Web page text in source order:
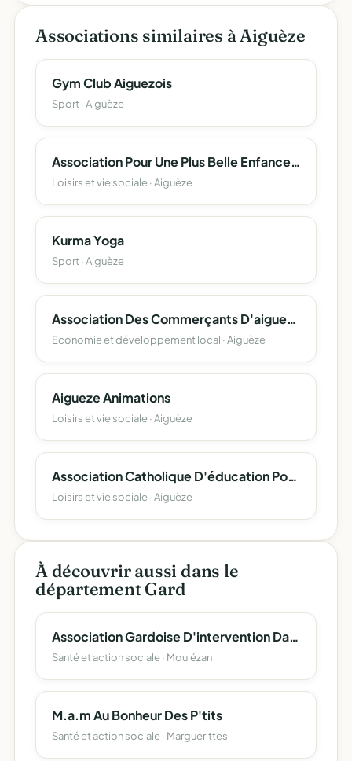
Associations similaires à Aiguèze
Gym Club Aiguezois
Sport · Aiguèze
Association Pour Une Plus Belle Enfance Apbe
Loisirs et vie sociale · Aiguèze
Kurma Yoga
Sport · Aiguèze
Association Des Commerçants D'aigueze
Economie et développement local · Aiguèze
Aigueze Animations
Loisirs et vie sociale · Aiguèze
Association Catholique D'éducation Populaire
Loisirs et vie sociale · Aiguèze
À découvrir aussi dans le
département Gard
Association Gardoise D'intervention Dans La Rue "A.g.i.r."
Santé et action sociale · Moulézan
M.a.m Au Bonheur Des P'tits
Santé et action sociale · Marguerittes